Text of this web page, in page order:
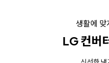
생활에 맞
LG 컨버